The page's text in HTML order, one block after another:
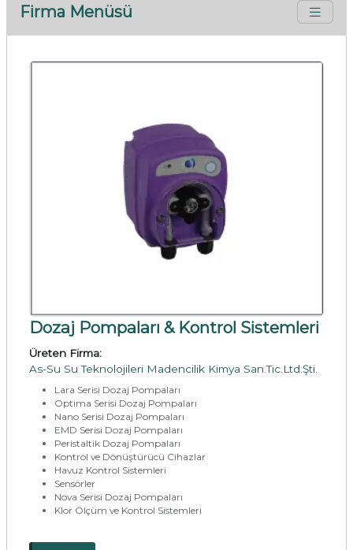
Firma Menüsü
Dozaj Pompaları & Kontrol Sistemleri
Üreten Firma:
As-Su Su Teknolojileri Madencilik Kimya San.Tic.Ltd.Şti.
Lara Serisi Dozaj Pompaları
Optima Serisi Dozaj Pompaları
Nano Serisi Dozaj Pompaları
EMD Serisi Dozaj Pompaları
Peristaltik Dozaj Pompaları
Kontrol ve Dönüştürücü Cihazlar
Havuz Kontrol Sistemleri
Sensörler
Nova Serisi Dozaj Pompaları
Klor Ölçüm ve Kontrol Sistemleri